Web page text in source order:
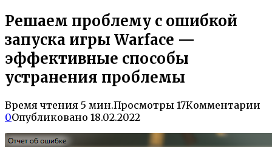
Решаем проблему с ошибкой
запуска игры Warface —
эффективные способы
устранения проблемы
Время чтения 5 мин.Просмотры 17Комментарии
0Опубликовано 18.02.2022